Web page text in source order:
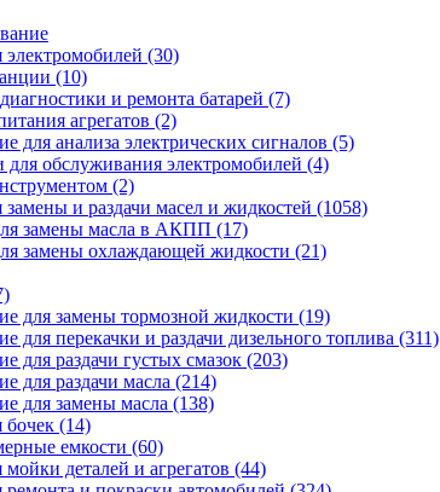
(30)
(10)
и ремонта батарей (7)
агрегатов (2)
для анализа электрических сигналов (5)
обслуживания электромобилей (4)
(2)
и раздачи масел и жидкостей (1058)
замены масла в АКПП (17)
замены охлаждающей жидкости (21)
для замены тормозной жидкости (19)
для перекачки и раздачи дизельного топлива (311)
для раздачи густых смазок (203)
для раздачи масла (214)
для замены масла (138)
бочек (14)
емкости (60)
деталей и агрегатов (44)